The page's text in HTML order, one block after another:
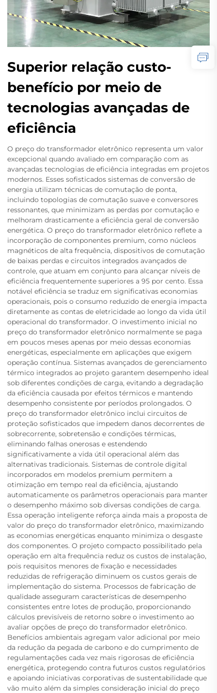
Superior relação custo-
benefício por meio de
tecnologias avançadas de
eficiência
O preço do transformador eletrônico representa um valor
excepcional quando avaliado em comparação com as
avançadas tecnologias de eficiência integradas em projetos
modernos. Esses sofisticados sistemas de conversão de
energia utilizam técnicas de comutação de ponta,
incluindo topologias de comutação suave e conversores
ressonantes, que minimizam as perdas por comutação e
melhoram drasticamente a eficiência geral de conversão
energética. O preço do transformador eletrônico reflete a
incorporação de componentes premium, como núcleos
magnéticos de alta frequência, dispositivos de comutação
de baixas perdas e circuitos integrados avançados de
controle, que atuam em conjunto para alcançar níveis de
eficiência frequentemente superiores a 95 por cento. Essa
notável eficiência se traduz em significativas economias
operacionais, pois o consumo reduzido de energia impacta
diretamente as contas de eletricidade ao longo da vida útil
operacional do transformador. O investimento inicial no
preço do transformador eletrônico normalmente se paga
em poucos meses apenas por meio dessas economias
energéticas, especialmente em aplicações que exigem
operação contínua. Sistemas avançados de gerenciamento
térmico integrados ao projeto garantem desempenho ideal
sob diferentes condições de carga, evitando a degradação
da eficiência causada por efeitos térmicos e mantendo
desempenho consistente por períodos prolongados. O
preço do transformador eletrônico inclui circuitos de
proteção sofisticados que impedem danos decorrentes de
sobrecorrente, sobretensão e condições térmicas,
eliminando falhas onerosas e estendendo
significativamente a vida útil operacional além das
alternativas tradicionais. Sistemas de controle digital
incorporados em modelos premium permitem a
otimização em tempo real da eficiência, ajustando
automaticamente os parâmetros operacionais para manter
o desempenho máximo sob diversas condições de carga.
Essa operação inteligente reforça ainda mais a proposta de
valor do preço do transformador eletrônico, maximizando
as economias energéticas enquanto minimiza o desgaste
dos componentes. O projeto compacto possibilitado pela
operação em alta frequência reduz os custos de instalação,
pois requisitos menores de fixação e necessidades
reduzidas de refrigeração diminuem os custos gerais de
implementação do sistema. Processos de fabricação de
qualidade asseguram características de desempenho
consistentes entre lotes de produção, proporcionando
cálculos previsíveis de retorno sobre o investimento ao
avaliar opções de preço do transformador eletrônico.
Benefícios ambientais agregam valor adicional por meio
da redução da pegada de carbono e do cumprimento de
regulamentações cada vez mais rigorosas de eficiência
energética, protegendo contra futuros custos regulatórios
e apoiando iniciativas corporativas de sustentabilidade que
vão muito além da simples consideração inicial do preço